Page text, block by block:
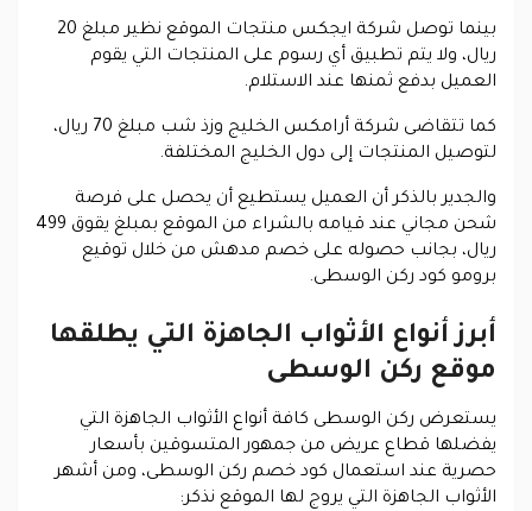
بينما توصل شركة ايجكس منتجات الموقع نظير مبلغ 20
ريال، ولا يتم تطبيق أي رسوم على المنتجات التي يقوم
العميل بدفع ثمنها عند الاستلام.
كما تتقاضى شركة أرامكس الخليج وزذ شب مبلغ 70 ريال،
لتوصيل المنتجات إلى دول الخليج المختلفة.
والجدير بالذكر أن العميل يستطيع أن يحصل على فرصة
شحن مجاني عند قيامه بالشراء من الموقع بمبلغ يقوق 499
ريال، بجانب حصوله على خصم مدهش من خلال توقيع
برومو كود ركن الوسطى.
أبرز أنواع الأثواب الجاهزة التي يطلقها
موقع ركن الوسطى
يستعرض ركن الوسطى كافة أنواع الأثواب الجاهزة التي
يفضلها قطاع عريض من جمهور المتسوقين بأسعار
حصرية عند استعمال كود خصم ركن الوسطى، ومن أشهر
الأثواب الجاهزة التي يروج لها الموقع نذكر: